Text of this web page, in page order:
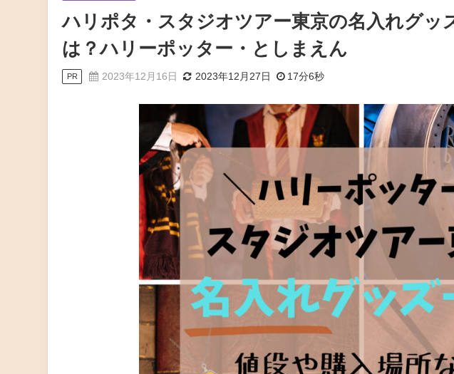
ハリポタ・スタジオツアー東京の名入れグッ
は？ハリーポッター・としまえん
PR 2023年12月16日 2023年12月27日 17分6秒